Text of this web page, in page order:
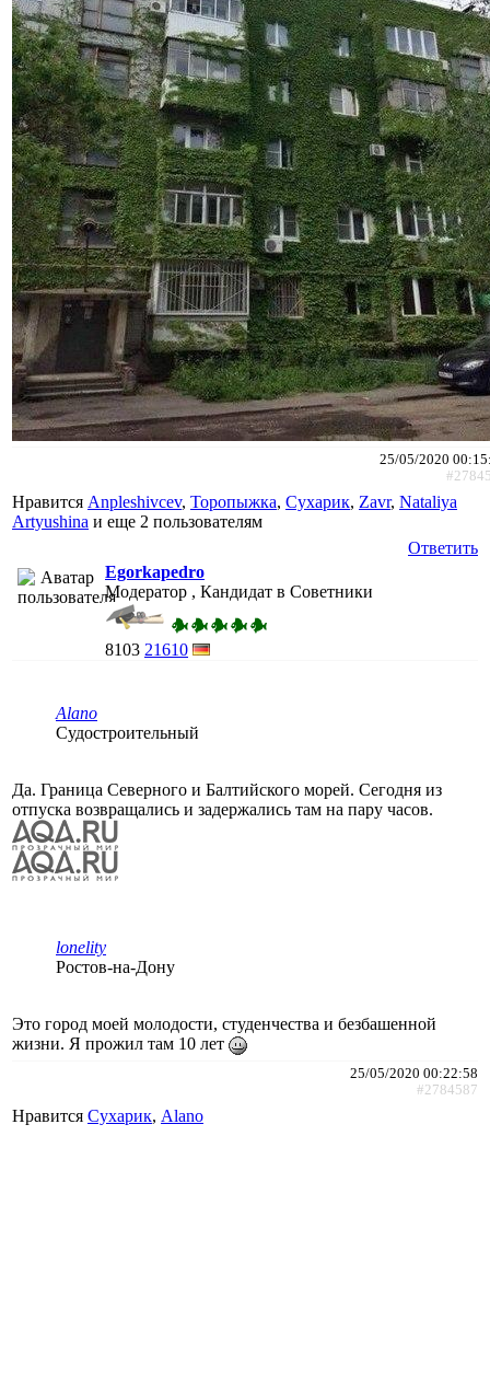
25/05/2020
Нравится Anpleshivcev, Торопыжка, Сухарик, Zavr, Nataliya
Artyushina и еще 2 пользователям
Ответить
Egorkapedro
Модератор , Кандидат в Советники
8103 21610
Alano
Судостроительный
Да. Граница Северного и Балтийского морей. Сегодня из
отпуска возвращались и задержались там на пару часов.
lonelity
Ростов-на-Дону
Это город моей молодости, студенчества и безбашенной
жизни. Я прожил там 10 лет
25/05/2020 00:22:58
#2784587
Нравится Сухарик, Alano